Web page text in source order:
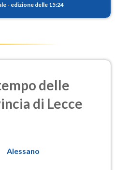
- edizione delle 15:24
delle
di Lecce
Alessano